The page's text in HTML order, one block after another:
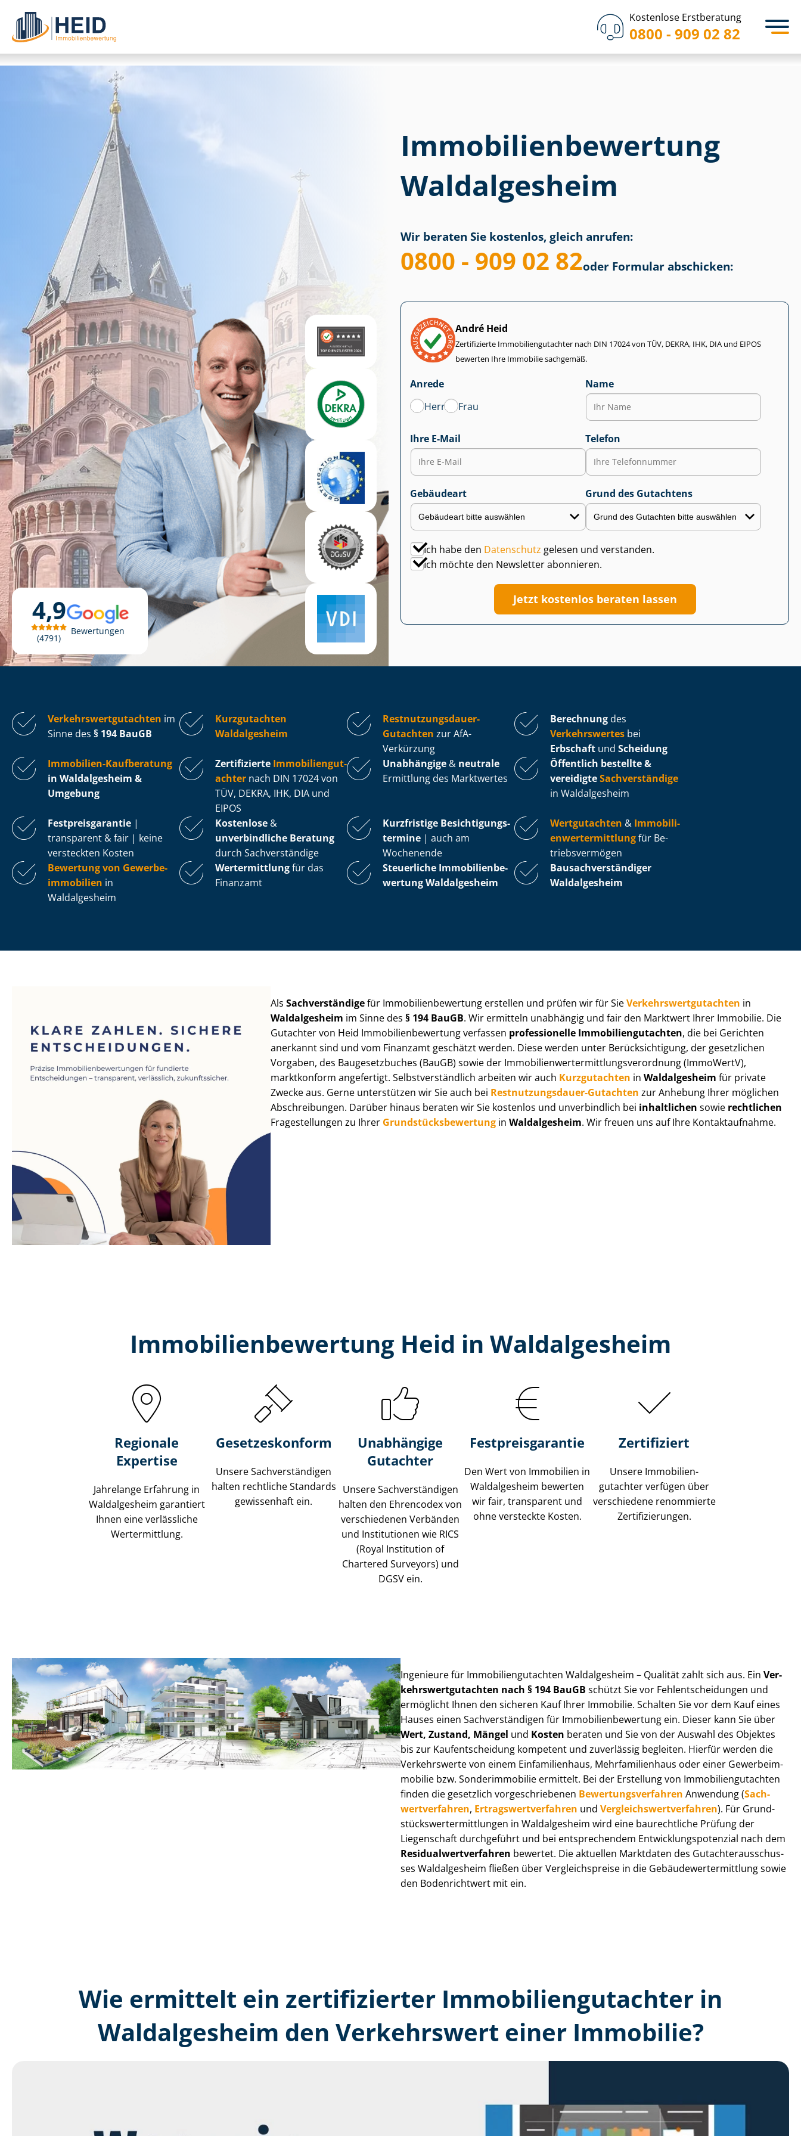
Kostenlose Erstberatung
0800 - 909 02 82
4,9
4791
Bewertungen
Immobilien­bewertung
Waldalgesheim
Wir beraten Sie kostenlos, gleich anrufen:
0800 - 909 02 82oder Formular abschicken:
André Heid
Zertifizierte Im­mo­bi­li­en­gut­ach­ter nach DIN 17024 von TÜV, DEKRA, IHK, DIA und EIPOS
bewerten Ihre Immobilie sachgemäß.
Anrede
Herr
Frau
Name
Ihre E-Mail Telefon
Gebäudeart Grund des Gutachtens
Ich habe den Datenschutz gelesen und verstanden.
Ich möchte den Newsletter abonnieren.
Jetzt kostenlos beraten lassen
Ver­kehrs­wert­gut­ach­ten im
Sinne des § 194 BauGB
Kurzgutachten
Waldalgesheim
Rest­nut­zungs­dau­er-
Gutachten zur AfA-
Verkürzung
Berechnung des
Verkehrswertes bei
Erbschaft und Scheidung
Immobilien-Kaufberatung
in Waldalgesheim &
Umgebung
Zertifizierte Im­mo­bi­li­en­gut­
ach­ter nach DIN 17024 von
TÜV, DEKRA, IHK, DIA und
EIPOS
Unabhängige & neutrale
Ermittlung des Marktwertes
Öffentlich bestellte &
vereidigteSachverständige
in Waldalgesheim
Fest­preis­ga­ran­tie |
transparent & fair | keine
versteckten Kosten
Kostenlose &
unverbindliche Beratung
durch Sachverständige
Kurzfristige Be­sich­ti­gungs­
ter­mi­ne | auch am
Wochenende
Wertgutachten & Im­mo­bi­li­
en­wert­ermitt­lungfür Be­
triebs­ver­mö­gen
Bewertung von Ge­wer­be­
im­mo­bi­li­en in
Waldalgesheim
Wertermittlungfür das
Finanzamt
Steuerliche Im­mo­bi­li­en­be­
wer­tungWaldalgesheim
Bau­sach­ver­stän­di­ger
Waldalgesheim
AlsSachverständigefür Im­mo­bi­li­en­be­wer­tung erstellen und prüfen wir für SieVer­kehrs­wert­gut­ach­ten in
Waldalgesheim im Sinne des§ 194 BauGB. Wir ermitteln unabhängig und fair den Marktwert Ihrer Immobilie. Die
Gutachter von Heid Im­mo­bi­li­en­be­wer­tung verfassen professionelle Im­mo­bi­li­en­gut­ach­ten, die bei Gerichten
anerkannt sind und vom Finanzamt geschätzt werden. Diese werden unter Be­rück­sich­ti­gung, der gesetzlichen
Vorgaben, des Baugesetzbuches (BauGB) sowie der Im­mo­bi­li­en­wert­ermitt­lungs­ver­ord­nung (ImmoWertV),
marktkonform angefertigt. Selbst­ver­ständ­lich arbeiten wir auch Kurzgutachten in Waldalgesheim für private
Zwecke aus. Gerne unterstützen wir Sie auch bei Rest­nut­zungs­dau­er-Gutachten zur Anhebung Ihrer möglichen
Abschreibungen. Darüber hinaus beraten wir Sie kostenlos und unverbindlich bei inhaltlichen sowie rechtlichen
Fragestellungen zu Ihrer Grund­stücks­be­wer­tung inWaldalgesheim. Wir freuen uns auf Ihre Kontaktaufnahme.
Immobilien­bewertung Heid in Waldalgesheim
Regionale
Expertise
Jahrelange Erfahrung in
Waldalgesheim garantiert
Ihnen eine verlässliche
Wertermittlung.
Gesetzes­konform
Unsere Sach­ver­stän­di­gen
halten rechtliche Standards
gewissenhaft ein.
Unabhängige
Gutachter
Unsere Sach­ver­stän­di­gen
halten den Ehrencodex von
verschiedenen Verbänden
und Institutionen wie RICS
(Royal Institution of
Chartered Surveyors) und
DGSV ein.
Festpreis​garantie
Den Wert von Immobilien in
Waldalgesheim bewerten
wir fair, transparent und
ohne versteckte Kosten.
Zertifiziert
Unsere Immobilien­
gutachter verfügen über
verschiedene renommierte
Zer­ti­fi­zie­run­gen.
Ingenieure für Im­mo­bi­li­en­gut­ach­ten Waldalgesheim – Qualität zahlt sich aus. Ein Ver­
kehrs­wert­gut­ach­ten nach § 194 BauGB schützt Sie vor Fehl­ent­schei­dun­gen und
ermöglicht Ihnen den sicheren Kauf Ihrer Immobilie. Schalten Sie vor dem Kauf eines
Hauses einen Sach­ver­stän­di­gen für Im­mo­bi­li­en­be­wer­tung ein. Dieser kann Sie über
Wert, Zustand, Mängel und Kosten beraten und Sie von der Auswahl des Objektes
bis zur Kauf­ent­schei­dung kompetent und zuverlässig begleiten. Hierfür werden die
Verkehrswerte von einem Einfamilienhaus, Mehr­fa­mi­li­en­haus oder einer Ge­wer­be­im­
mo­bi­lie bzw. Sonderimmobilie ermittelt. Bei der Erstellung von Im­mo­bi­li­en­gut­ach­ten
finden die gesetzlich vor­ge­schrie­be­nen Be­wer­tungs­ver­fah­ren Anwendung (Sach­
wert­ver­fah­ren, Er­trags­wert­ver­fah­ren und Ver­gleichs­wert­ver­fah­ren). Für Grund­
stücks­wert­ermitt­lun­gen in Waldalgesheim wird eine baurechtliche Prüfung der
Liegenschaft durchgeführt und bei entsprechendem Ent­wick­lungs­po­ten­zi­al nach dem
Re­si­du­al­wert­ver­fah­ren bewertet. Die aktuellen Marktdaten des Gut­ach­ter­aus­schus­
ses Waldalgesheim fließen über Ver­gleichs­prei­se in die Ge­bäu­de­wert­ermitt­lung sowie
den Bodenrichtwert mit ein.
Wie ermittelt ein zertifizierter Immobilien­gutachter in
Waldalgesheim den Verkehrswert einer Immobilie?